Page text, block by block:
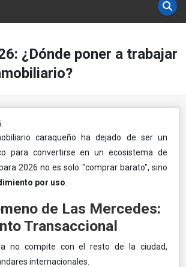
¿Dónde poner a trabajar
caraqueño ha dejado de ser un
para convertirse en un ecosistema de
2026 no es solo "comprar barato", sino
por uso
de Las Mercedes:
Transaccional
no compite con el resto de la ciudad,
internacionales.